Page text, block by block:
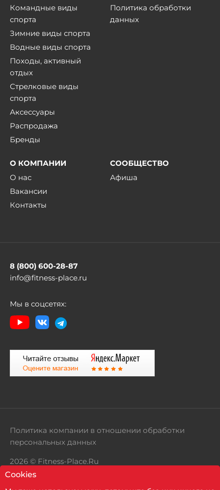
Командные виды
спорта
Зимние виды спорта
Водные виды спорта
Походы, активный
отдых
Стрелковые виды
спорта
Аксессуары
Распродажа
Бренды
Политика обработки
данных
О КОМПАНИИ
О нас
Вакансии
Контакты
СООБЩЕСТВО
Афиша
8 (800) 600-28-87
info@fitness-place.ru
Мы в соцсетях:
2026 © Fitness-Place.Ru
Территория здорового образа жизни
Политика компании в отношении обработки
персональных данных
Cookies